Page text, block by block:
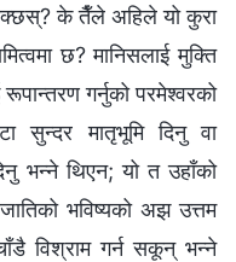
सक्छस्? के तैँले अहिले यो कुरा
छ? मानिसलाई मुक्ति
रूपान्तरण गर्नुको परमेश्‍वरको
सुन्दर मातृभूमि दिनु वा
भन्‍ने थिएन; यो त उहाँको
भविष्यको अझ उत्तम
विश्राम गर्न सकून् भन्‍ने